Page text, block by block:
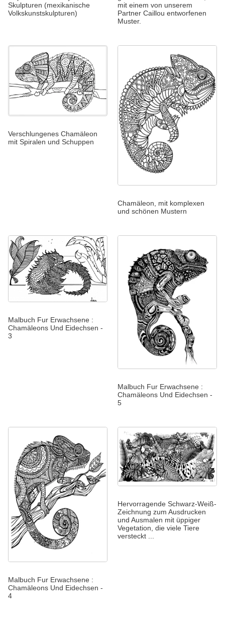
Skulpturen (mexikanische
Volkskunstskulpturen)
mit einem von unserem
Partner Caillou entworfenen
Muster.
Verschlungenes Chamäleon
mit Spiralen und Schuppen
Chamäleon, mit komplexen
und schönen Mustern
Malbuch Fur Erwachsene :
Chamäleons Und Eidechsen -
3
Malbuch Fur Erwachsene :
Chamäleons Und Eidechsen -
5
Malbuch Fur Erwachsene :
Chamäleons Und Eidechsen -
4
Hervorragende Schwarz-Weiß-
Zeichnung zum Ausdrucken
und Ausmalen mit üppiger
Vegetation, die viele Tiere
versteckt ...